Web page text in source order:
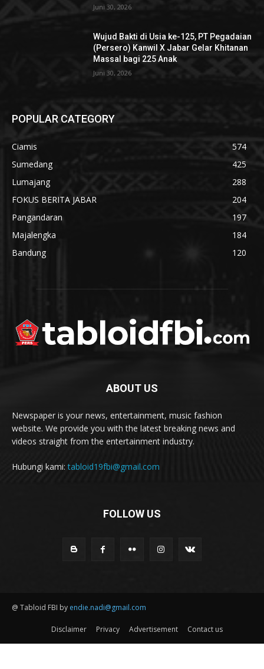
Juni 30, 2026
Wujud Bakti di Usia ke-125, PT Pegadaian
(Persero) Kanwil X Jabar Gelar Khitanan
Massal bagi 225 Anak
Juni 30, 2026
POPULAR CATEGORY
Ciamis
574
Sumedang
425
Lumajang
288
FOKUS BERITA JABAR
204
Pangandaran
197
Majalengka
184
Bandung
120
ABOUT US
Newspaper is your news, entertainment, music fashion
website. We provide you with the latest breaking news and
videos straight from the entertainment industry.
Hubungi kami:tabloid19fbi@gmail.com
FOLLOW US
@ Tabloid FBI by endie.nadi@gmail.com
Disclaimer Privacy Advertisement Contact us